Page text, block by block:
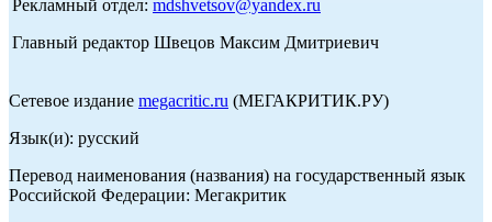
Рекламный отдел: mdshvetsov@yandex.ru
Главный редактор Швецов Максим Дмитриевич
Сетевое издание megacritic.ru (МЕГАКРИТИК.РУ)
Язык(и): русский
Перевод наименования (названия) на государственный язык
Российской Федерации: Мегакритик